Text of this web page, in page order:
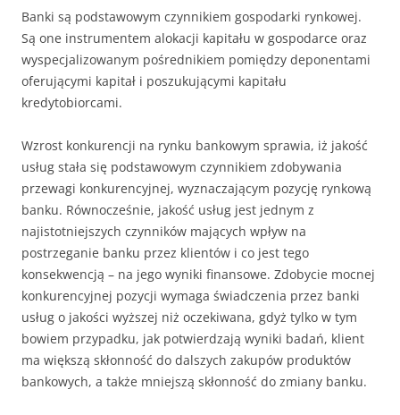
Banki są podstawowym czynnikiem gospodarki rynkowej.
Są one instrumentem alokacji kapitału w gospodarce oraz
wyspecjalizowanym pośrednikiem pomiędzy deponentami
oferującymi kapitał i poszukującymi kapitału
kredytobiorcami.
Wzrost konkurencji na rynku bankowym sprawia, iż jakość
usług stała się podstawowym czynnikiem zdobywania
przewagi konkurencyjnej, wyznaczającym pozycję rynkową
banku. Równocześnie, jakość usług jest jednym z
najistotniejszych czynników mających wpływ na
postrzeganie banku przez klientów i co jest tego
konsekwencją – na jego wyniki finansowe. Zdobycie mocnej
konkurencyjnej pozycji wymaga świadczenia przez banki
usług o jakości wyższej niż oczekiwana, gdyż tylko w tym
bowiem przypadku, jak potwierdzają wyniki badań, klient
ma większą skłonność do dalszych zakupów produktów
bankowych, a także mniejszą skłonność do zmiany banku.